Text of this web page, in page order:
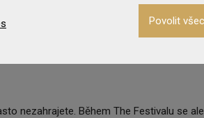
nezahrajete. Během The Festivalu se ale